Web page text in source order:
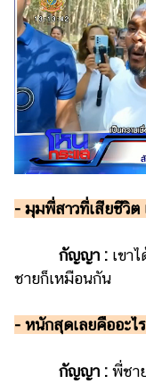
- มุมพี่สาวที่เสียชีวิต
กัญญา : เขา
ชายก็เหมือนกัน
- หนักสุดเลยคืออะไ
กัญญา : พี่ชา